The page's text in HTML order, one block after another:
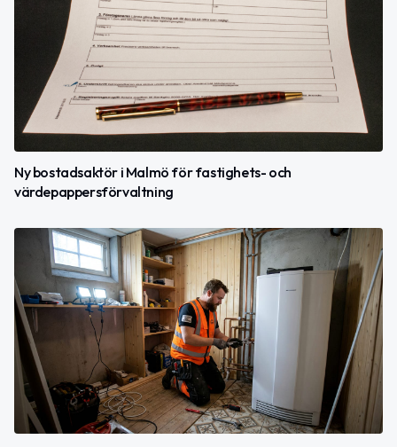
Ny bostadsaktör i Malmö för fastighets- och
värdepappersförvaltning